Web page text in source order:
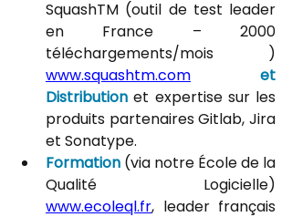
SquashTM (outil de test leader
en France – 2000
www.squashtm.com
et
Distribution et expertise sur les
produits partenaires Gitlab, Jira
et Sonatype.
Formation (via notre École de la
www.ecoleql.fr, leader français